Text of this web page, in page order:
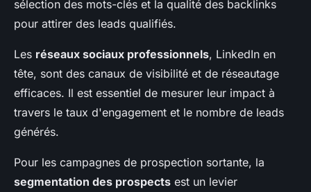
sélection des mots-clés et la qualité des backlinks
pour attirer des leads qualifiés.
Les réseaux sociaux professionnels, LinkedIn en
tête, sont des canaux de visibilité et de réseautage
efficaces. Il est essentiel de mesurer leur impact à
travers le taux d'engagement et le nombre de leads
générés.
Pour les campagnes de prospection sortante, la
segmentation des prospects est un levier